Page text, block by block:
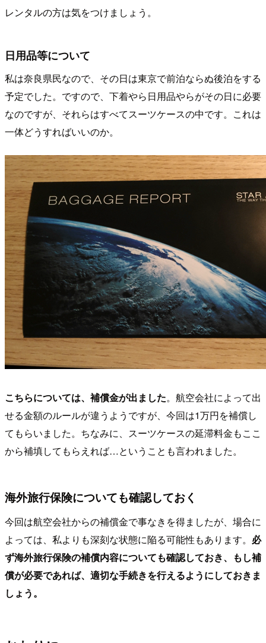
レンタルの方は気をつけましょう。
日用品等について
私は奈良県民なので、その日は東京で前泊ならぬ後泊をする
予定でした。ですので、下着やら日用品やらがその日に必要
なのですが、それらはすべてスーツケースの中です。これは
一体どうすればいいのか。
こちらについては、補償金が出ました。航空会社によって出
せる金額のルールが違うようですが、今回は1万円を補償し
てもらいました。ちなみに、スーツケースの延滞料金もここ
から補填してもらえれば…ということも言われました。
海外旅行保険についても確認しておく
今回は航空会社からの補償金で事なきを得ましたが、場合に
よっては、私よりも深刻な状態に陥る可能性もあります。 必
ず海外旅行保険の補償内容についても確認しておき、もし補
償が必要であれば、適切な手続きを行えるようにしておきま
しょう。